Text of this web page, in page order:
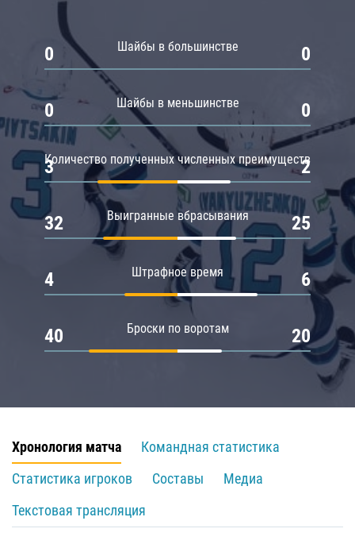
Шайбы в большинстве
0 0
Шайбы в меньшинстве
0 0
Количество полученных численных преимуществ
3 2
Выигранные вбрасывания
32 25
Штрафное время
4 6
Броски по воротам
40 20
Хронология матча
Командная статистика
Статистика игроков
Составы
Медиа
Текстовая трансляция